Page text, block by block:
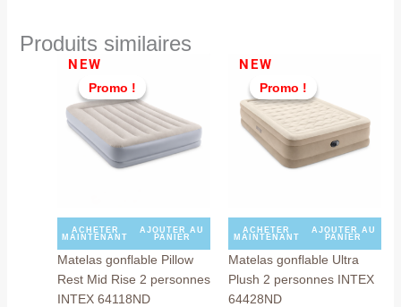
Produits similaires
Promo !
NEW
Promo !
ACHETER
MAINTENANT
AJOUTER AU
PANIER
Matelas gonflable Pillow
Rest Mid Rise 2 personnes
INTEX 64118ND
initial
était :
TND
649,000.
599,000.
Promo !
NEW
Promo !
ACHETER
MAINTENANT
AJOUTER AU
PANIER
Matelas gonflable Ultra
Plush 2 personnes INTEX
64428ND
initial
était :
TND
599,000.